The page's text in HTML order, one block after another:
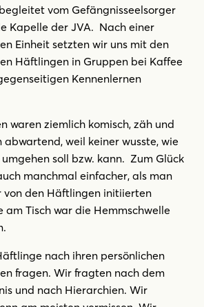
vom Gefängnisseelsorger
Kapelle der JVA. Nach einer
Einheit setzten wir uns mit den
Häftlingen in Gruppen bei Kaffee
Kennenlernen
waren ziemlich komisch, zäh und
abwartend, weil keiner wusste, wie
soll bzw. kann. Zum Glück
manchmal einfacher, als man
von den Häftlingen initiierten
am Tisch war die Hemmschwelle
nach ihren persönlichen
fragen. Wir fragten nach dem
und nach Hierarchien. Wir